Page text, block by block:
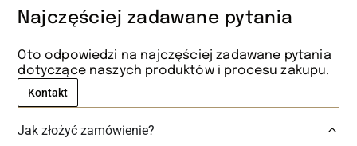
Najczęściej zadawane pytania
Oto odpowiedzi na najczęściej zadawane pytania
dotyczące naszych produktów i procesu zakupu.
Kontakt
Jak złożyć zamówienie?